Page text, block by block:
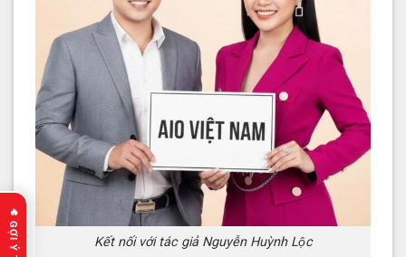
Kết nối với tác giả Nguyễn Huỳnh Lộc